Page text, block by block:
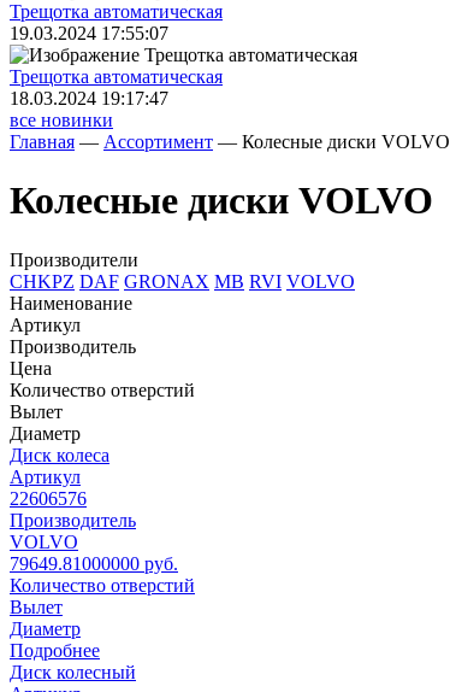
Трещoтка автоматическая
19.03.2024 17:55:07
Трещoтка автоматическая
18.03.2024 19:17:47
все новинки
Главная — Ассортимент — Колесные диски VOLVO
Колесные диски VOLVO
Производители
CHKPZ DAF GRONAX MB RVI VOLVO
Наименование
Артикул
Производитель
Цена
Количество отверстий
Вылет
Диаметр
Диск колеса
Артикул
22606576
Производитель
VOLVO
79649.81000000 руб.
Количество отверстий
Вылет
Диаметр
Подробнее
Диск колесный